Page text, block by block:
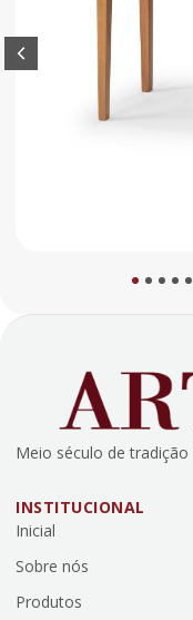
5 6 7 8 9
Meio século de
INSTITUCIONAL
Inicial
Sobre nós
Produtos